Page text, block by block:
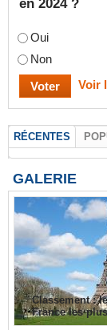
en 2024 ?
Oui
Non
Voir
RÉCENTES
GALERIE
Classement :
France les